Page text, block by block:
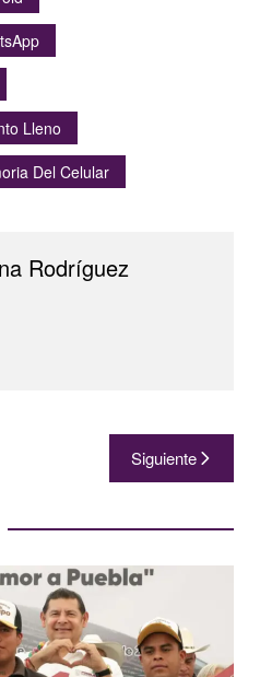
Lleno
Del Celular
Rodríguez
Siguiente